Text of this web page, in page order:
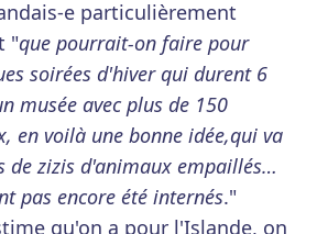
e particulièrement
"que pourrait-on faire pour
soirées d'hiver qui durent 6
musée avec plus de 150
en voilà une bonne idée,qui va
de zizis d'animaux empaillés…
pas encore été internés."
qu'on a pour l'Islande, on